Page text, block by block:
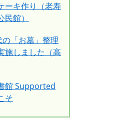
ーキ作り（老寿
館）
の「お墓」整理
施しました（高
館 Supported
そ